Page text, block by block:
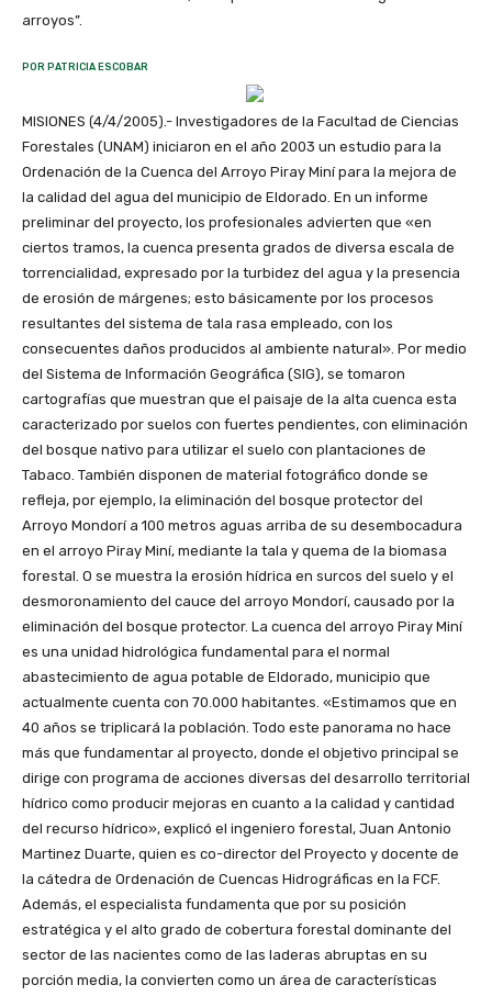
arroyos”.
POR PATRICIA ESCOBAR
MISIONES (4/4/2005).- Investigadores de la Facultad de Ciencias
Forestales (UNAM) iniciaron en el año 2003 un estudio para la
Ordenación de la Cuenca del Arroyo Piray Miní para la mejora de
la calidad del agua del municipio de Eldorado. En un informe
preliminar del proyecto, los profesionales advierten que «en
ciertos tramos, la cuenca presenta grados de diversa escala de
torrencialidad, expresado por la turbidez del agua y la presencia
de erosión de márgenes; esto básicamente por los procesos
resultantes del sistema de tala rasa empleado, con los
consecuentes daños producidos al ambiente natural». Por medio
del Sistema de Información Geográfica (SIG), se tomaron
cartografías que muestran que el paisaje de la alta cuenca esta
caracterizado por suelos con fuertes pendientes, con eliminación
del bosque nativo para utilizar el suelo con plantaciones de
Tabaco. También disponen de material fotográfico donde se
refleja, por ejemplo, la eliminación del bosque protector del
Arroyo Mondorí a 100 metros aguas arriba de su desembocadura
en el arroyo Piray Miní, mediante la tala y quema de la biomasa
forestal. O se muestra la erosión hídrica en surcos del suelo y el
desmoronamiento del cauce del arroyo Mondorí, causado por la
eliminación del bosque protector. La cuenca del arroyo Piray Miní
es una unidad hidrológica fundamental para el normal
abastecimiento de agua potable de Eldorado, municipio que
actualmente cuenta con 70.000 habitantes. «Estimamos que en
40 años se triplicará la población. Todo este panorama no hace
más que fundamentar al proyecto, donde el objetivo principal se
dirige con programa de acciones diversas del desarrollo territorial
hídrico como producir mejoras en cuanto a la calidad y cantidad
del recurso hídrico», explicó el ingeniero forestal, Juan Antonio
Martinez Duarte, quien es co-director del Proyecto y docente de
la cátedra de Ordenación de Cuencas Hidrográficas en la FCF.
Además, el especialista fundamenta que por su posición
estratégica y el alto grado de cobertura forestal dominante del
sector de las nacientes como de las laderas abruptas en su
porción media, la convierten como un área de características